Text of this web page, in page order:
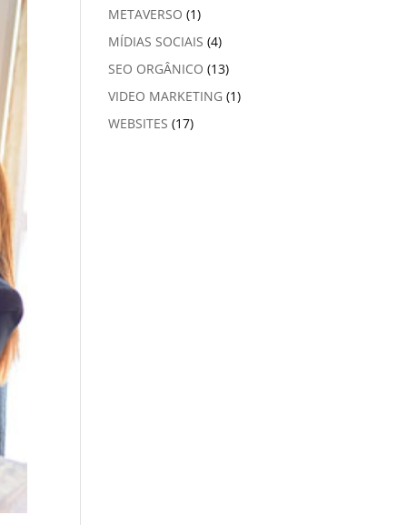
METAVERSO (1)
MÍDIAS SOCIAIS (4)
SEO ORGÂNICO (13)
VIDEO MARKETING (1)
WEBSITES (17)